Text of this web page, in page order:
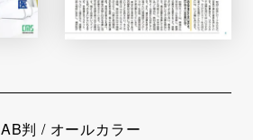
AB判 / オールカラー